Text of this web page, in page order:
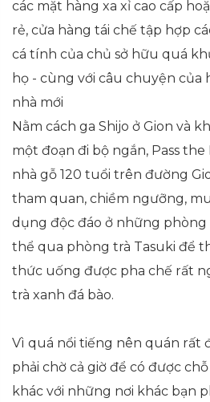
các mặt hàng xa xỉ cao cấp
rẻ, cửa hàng tái chế tập hợp
cá tính của chủ sở hữu quá
họ - cùng với câu chuyện của
nhà mới
Nằm cách ga Shijo ở Gion và
một đoạn đi bộ ngắn, Pass
nhà gỗ 120 tuổi trên đường
tham quan, chiềm ngưỡng,
dụng độc đáo ở những phòng
thể qua phòng trà Tasuki để
thức uống được pha chế rất
trà xanh đá bào.
Vì quá nổi tiếng nên quán rất
phải chờ cả giờ để có được
khác với những nơi khác bạn